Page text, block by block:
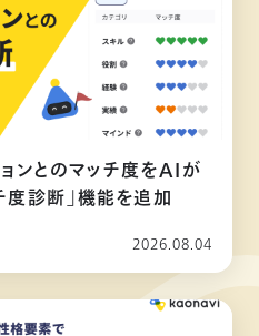
ョンとのマッチ度をAIが
診断」機能を追加
2026.08.04